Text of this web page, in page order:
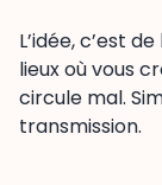
L’idée, c’est
lieux où vous
circule mal.
transmission.